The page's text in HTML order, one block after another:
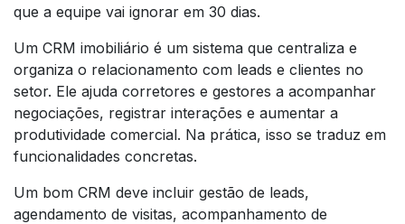
que a equipe vai ignorar em 30 dias.
Um CRM imobiliário é um sistema que centraliza e
organiza o relacionamento com leads e clientes no
setor. Ele ajuda corretores e gestores a acompanhar
negociações, registrar interações e aumentar a
produtividade comercial. Na prática, isso se traduz em
funcionalidades concretas.
Um bom CRM deve incluir gestão de leads,
agendamento de visitas, acompanhamento de